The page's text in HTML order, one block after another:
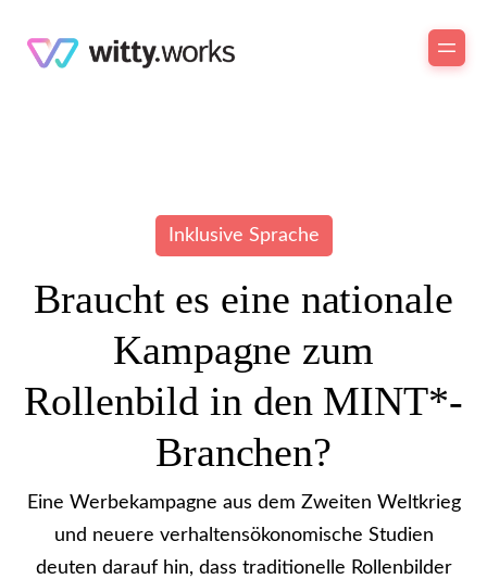
Inklusive Sprache
Braucht es eine nationale
Kampagne zum
Rollenbild in den MINT*-
Branchen?
Eine Werbekampagne aus dem Zweiten Weltkrieg
und neuere verhaltensökonomische Studien
deuten darauf hin, dass traditionelle Rollenbilder